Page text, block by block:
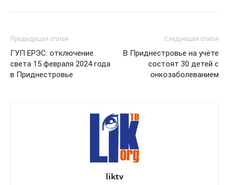
Предыдущая статья
ГУП ЕРЭС: отключение
света 15 февраля 2024 года
в Приднестровье
Следующая статья
В Приднестровье на учёте
состоят 30 детей с
онкозаболеванием
liktv